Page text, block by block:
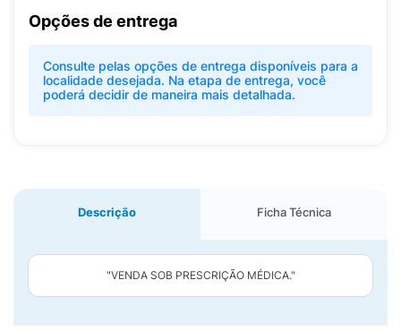
Opções de entrega
Consulte pelas opções de entrega disponíveis para a
localidade desejada. Na etapa de entrega, você
poderá decidir de maneira mais detalhada.
Descrição Ficha Técnica
"VENDA SOB PRESCRIÇÃO MÉDICA."